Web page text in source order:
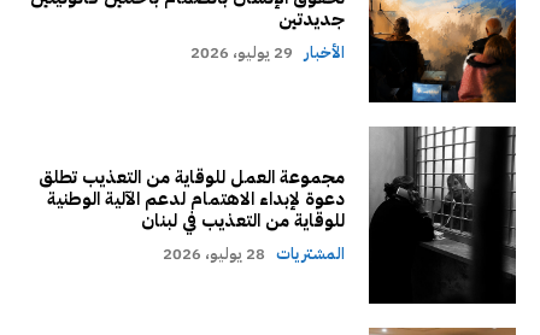
جديدتين
الأخبار 29 يوليو، 2026
مجموعة العمل للوقاية من التعذيب تطلق
دعوة لإبداء الاهتمام لدعم الآلية الوطنية
للوقاية من التعذيب في لبنان
المشتريات 28 يوليو، 2026